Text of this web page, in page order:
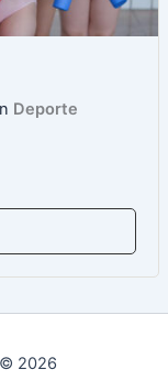
Deporte
© 2026